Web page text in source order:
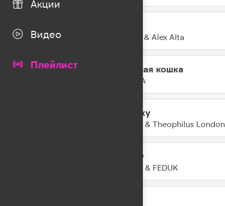
Акции
Видео
Плейлист
19:06
KDDK & Alex Alta
Чёрная кошка
MONA
Galaxy
Kungs & Theophilus London
LETO
JONY & FEDUK